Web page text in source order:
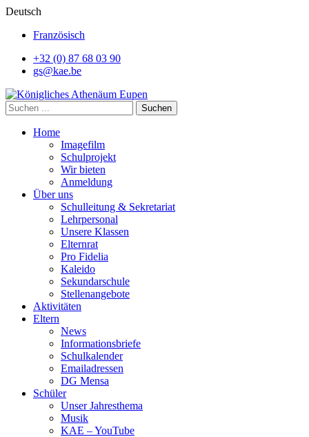
Deutsch
Französisch
+32 (0) 87 68 03 90
gs@kae.be
Suchen
Home
Imagefilm
Schulprojekt
Wir bieten
Anmeldung
Über uns
Schulleitung & Sekretariat
Lehrpersonal
Unsere Klassen
Elternrat
Pro Fidelia
Kaleido
Sekundarschule
Stellenangebote
Aktivitäten
Eltern
News
Informationsbriefe
Schulkalender
Emailadressen
DG Mensa
Schüler
Unser Jahresthema
Musik
KAE – YouTube